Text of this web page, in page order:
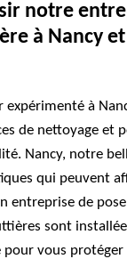
notre
à Nancy
expérimenté à
de nettoyage et
Nancy, notre
qui peuvent
entreprise de
sont
vous protéger